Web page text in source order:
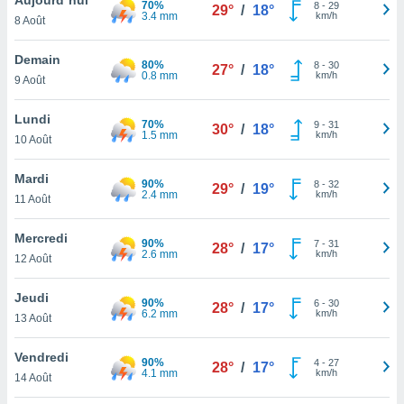
et
»,
au
vous
qu'ils
ou
le
ainsi
un
la
du
8 Août
70%
3.4 mm
29° / 18° 8- 29
km/h
Demain
9 Août
80%
0.8 mm
27° / 18° 8- 30
km/h
Lundi
10 Août
70%
1.5 mm
30° / 18° 9- 31
km/h
Mardi
11 Août
90%
2.4 mm
29° / 19° 8- 32
km/h
Mercredi
12 Août
90%
2.6 mm
28° / 17° 7- 31
km/h
Jeudi
13 Août
90%
6.2 mm
28° / 17° 6- 30
km/h
Vendredi
14 Août
90%
4.1 mm
28° / 17° 4- 27
km/h